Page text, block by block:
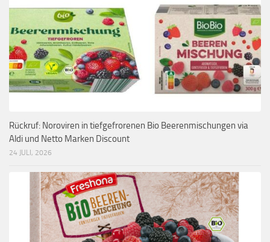
Rückruf: Noroviren in tiefgefrorenen Bio Beerenmischungen via
Aldi und Netto Marken Discount
24 JULI, 2026